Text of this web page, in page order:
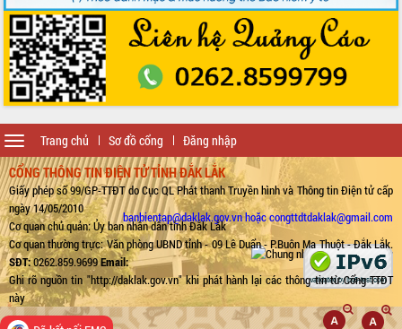
Trang chủ Sơ đồ cổng Đăng nhập
Toggle
navigation
CỔNG THÔNG TIN ĐIỆN TỬ TỈNH ĐẮK LẮK
Giấy phép số 99/GP-TTĐT do Cục QL Phát thanh Truyền hình và Thông tin Điện tử cấp
ngày 14/05/2010
Cơ quan chủ quản: Ủy ban nhân dân tỉnh Đắk Lắk
Cơ quan thường trực: Văn phòng UBND tỉnh - 09 Lê Duẩn - P.Buôn Ma Thuột - Đắk Lắk.
SĐT:0262.859.9699Email:
banbientap@daklak.gov.vn hoặc congttdtdaklak@gmail.com
Ghi rõ nguồn tin "http://daklak.gov.vn" khi phát hành lại các thông tin từ Cổng TTĐT
này